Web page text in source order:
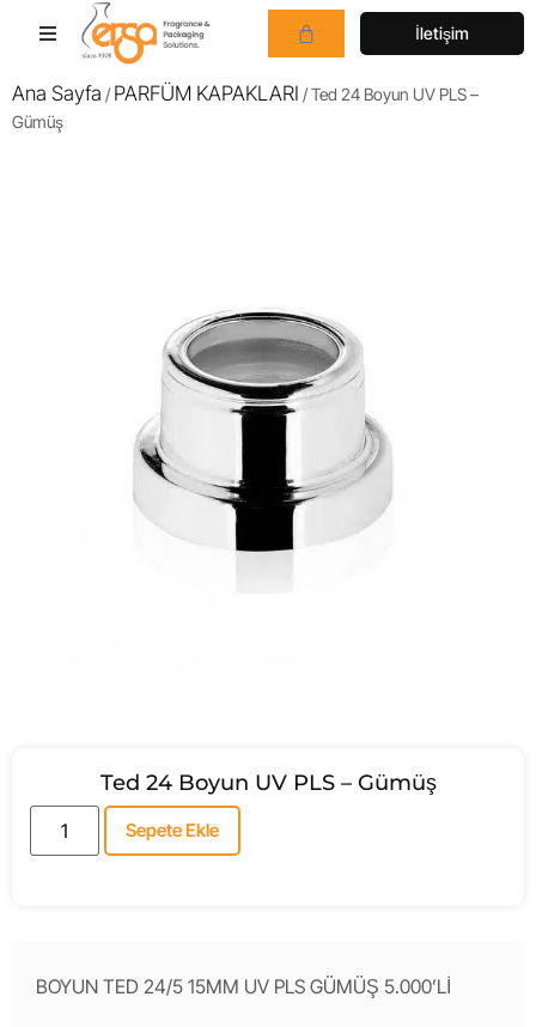
İletişim
Ana Sayfa /PARFÜM KAPAKLARI / Ted 24 Boyun UV PLS –
Gümüş
Ted 24 Boyun UV PLS – Gümüş
Sepete Ekle
BOYUN TED 24/5 15MM UV PLS GÜMÜŞ 5.000’Lİ